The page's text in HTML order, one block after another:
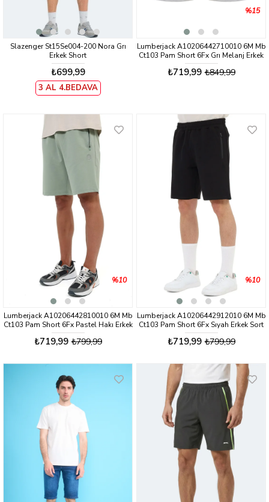
Slazenger St15Se004-200 Nora Grı
Erkek Short
₺699,99
3 AL 4.BEDAVA
Lumberjack A10206442710010 6M Mb
Ct103 Pam Short 6Fx Grı Melanj Erkek
Sort
₺719,99 ₺849,99
%15
Lumberjack A10206442810010 6M Mb
Ct103 Pam Short 6Fx Pastel Hakı Erkek
Sort
₺719,99 ₺799,99
%10
Lumberjack A10206442912010 6M Mb
Ct103 Pam Short 6Fx Sıyah Erkek Sort
₺719,99 ₺799,99
%10